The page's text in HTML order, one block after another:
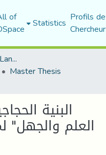
of Statistics Profils
Faculty of Letters and Languages
Master Thesis
البنية
العلم والجهل"